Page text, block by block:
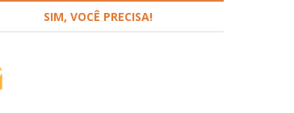
SIM, VOCÊ PRECISA!